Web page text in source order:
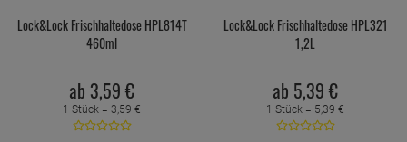
Lock&Lock Frischhaltedose HPL814T
460ml
ab 3,59 €
1 Stück = 3,59 €
Lock&Lock Frischhaltedose HPL321
1,2L
ab 5,39 €
1 Stück = 5,39 €